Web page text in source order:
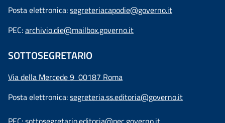
Posta elettronica:segreteriacapodie@governo.it
PEC:archivio.die@mailbox.governo.it
SOTTOSEGRETARIO
Via della Mercede 9 00187 Roma
Posta elettronica:segreteria.ss.editoria@governo.it